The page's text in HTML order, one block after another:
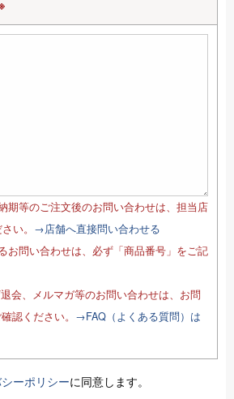
期等のご注文後のお問い合わせは、担当店
い。 →店舗へ直接問い合わせる
お問い合わせは、必ず「商品番号」をご記
会、メルマガ等のお問い合わせは、お問
認ください。 →FAQ（よくある質問）は
ーポリシーに同意します。